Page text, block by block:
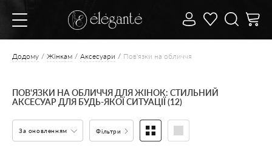
Додому Жінкам Аксесуари Пов'язки на обличчя
ПОВ'ЯЗКИ НА ОБЛИЧЧЯ ДЛЯ ЖІНОК: СТИЛЬНИЙ
АКСЕСУАР ДЛЯ БУДЬ-ЯКОЇ СИТУАЦІЇ (12)
За оновленням Фільтри